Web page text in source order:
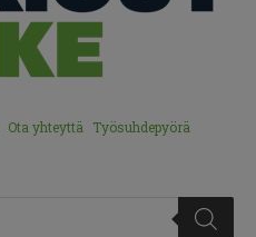
Ota yhteyttä Työsuhdepyörä